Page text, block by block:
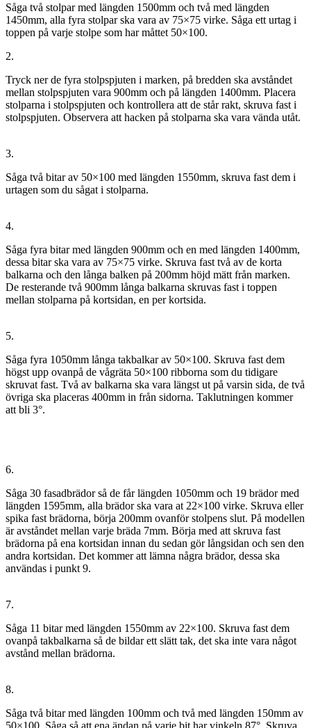
Såga två stolpar med längden 1500mm och två med längden
1450mm, alla fyra stolpar ska vara av 75×75 virke. Såga ett urtag i
toppen på varje stolpe som har måttet 50×100.
2.
Tryck ner de fyra stolpspjuten i marken, på bredden ska avståndet
mellan stolpspjuten vara 900mm och på längden 1400mm. Placera
stolparna i stolpspjuten och kontrollera att de står rakt, skruva fast i
stolpspjuten. Observera att hacken på stolparna ska vara vända utåt.
3.
Såga två bitar av 50×100 med längden 1550mm, skruva fast dem i
urtagen som du sågat i stolparna.
4.
Såga fyra bitar med längden 900mm och en med längden 1400mm,
dessa bitar ska vara av 75×75 virke. Skruva fast två av de korta
balkarna och den långa balken på 200mm höjd mätt från marken.
De resterande två 900mm långa balkarna skruvas fast i toppen
mellan stolparna på kortsidan, en per kortsida.
5.
Såga fyra 1050mm långa takbalkar av 50×100. Skruva fast dem
högst upp ovanpå de vågräta 50×100 ribborna som du tidigare
skruvat fast. Två av balkarna ska vara längst ut på varsin sida, de två
övriga ska placeras 400mm in från sidorna. Taklutningen kommer
att bli 3°.
6.
Såga 30 fasadbrädor så de får längden 1050mm och 19 brädor med
längden 1595mm, alla brädor ska vara at 22×100 virke. Skruva eller
spika fast brädorna, börja 200mm ovanför stolpens slut. På modellen
är avståndet mellan varje bräda 7mm. Börja med att skruva fast
brädorna på ena kortsidan innan du sedan gör långsidan och sen den
andra kortsidan. Det kommer att lämna några brädor, dessa ska
användas i punkt 9.
7.
Såga 11 bitar med längden 1550mm av 22×100. Skruva fast dem
ovanpå takbalkarna så de bildar ett slätt tak, det ska inte vara något
avstånd mellan brädorna.
8.
Såga två bitar med längden 100mm och två med längden 150mm av
50×100. Såga så att ena ändan på varje bit har vinkeln 87°. Skruva